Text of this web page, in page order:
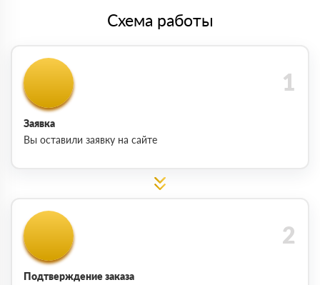
Схема работы
Заявка
Вы оставили заявку на сайте
Подтверждение заказа